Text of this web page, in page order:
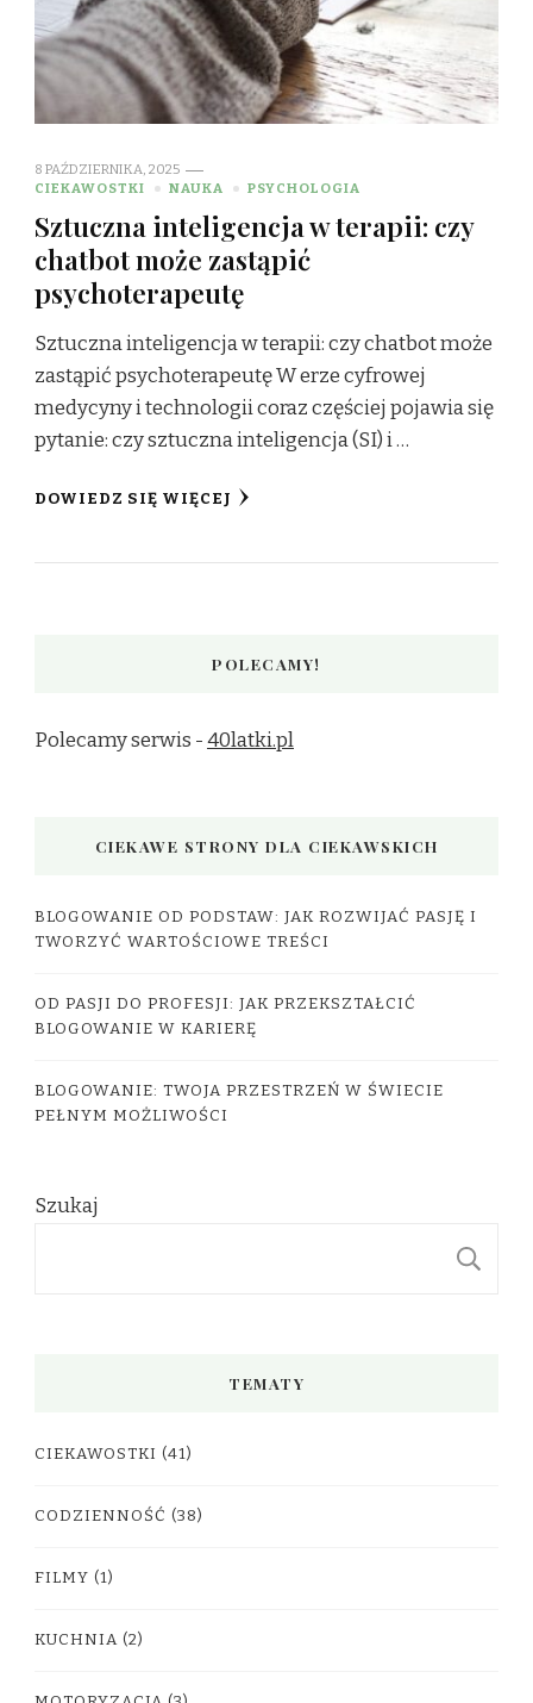
8 PAŹDZIERNIKA, 2025
CIEKAWOSTKI
NAUKA PSYCHOLOGIA
Sztuczna inteligencja w terapii: czy
chatbot może zastąpić
psychoterapeutę
Sztuczna inteligencja w terapii: czy chatbot może
zastąpić psychoterapeutę W erze cyfrowej
medycyny i technologii coraz częściej pojawia się
pytanie: czy sztuczna inteligencja (SI) i …
DOWIEDZ SIĘ WIĘCEJ
POLECAMY!
Polecamy serwis -40latki.pl
CIEKAWE STRONY DLA CIEKAWSKICH
BLOGOWANIE OD PODSTAW: JAK ROZWIJAĆ PASJĘ I
TWORZYĆ WARTOŚCIOWE TREŚCI
OD PASJI DO PROFESJI: JAK PRZEKSZTAŁCIĆ
BLOGOWANIE W KARIERĘ
BLOGOWANIE: TWOJA PRZESTRZEŃ W ŚWIECIE
PEŁNYM MOŻLIWOŚCI
Szukaj
TEMATY
CIEKAWOSTKI (41)
CODZIENNOŚĆ (38)
FILMY (1)
KUCHNIA (2)